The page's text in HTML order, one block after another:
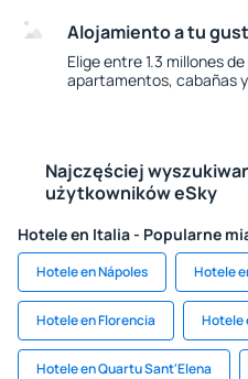
Alojamiento a tu
Elige entre 1.3 millones
apartamentos, cabañas
Najczęściej
użytkowników eSky
Hotele en Italia - Popularne
Hotele en Nápoles Hotele
Hotele en Florencia Hotele
Hotele en Quartu Sant'Elena